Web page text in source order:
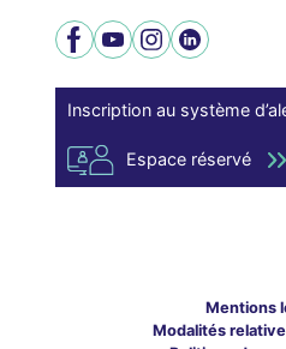
Facebook
YouTubeInstagram
LinkedIn
Inscription au système
Espace réservé
Mentions
Modalités